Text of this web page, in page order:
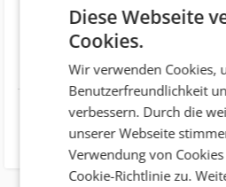
AT 4452 Ternberg
Telefonnummer +43 (7256) 8448
Website http://www.nova-
Diese Webseite
Cookies.
Wir verwenden Cookies,
Benutzerfreundlichkeit
verbessern. Durch die
unserer Webseite
Verwendung von
Cookie-Richtlinie zu.